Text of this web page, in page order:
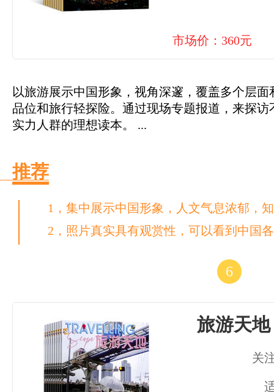
市场价：360元
以旅游展示中国形象，视角深邃，覆盖多个层
品位和旅行轻探险。通过现场专题报道，来探
实力人群的理想读本。 ...
推荐
1，集中展示中国形象，人文气息浓郁，
2，照片真实具有观赏性，可以看到中国
6
旅游天地
关